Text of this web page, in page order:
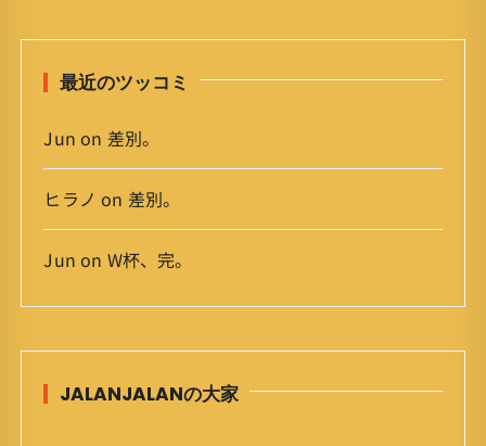
最近のツッコミ
Jun on 差別。
ヒラノ on 差別。
Jun on W杯、完。
JALANJALANの大家